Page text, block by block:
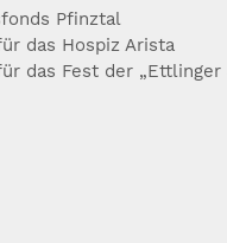
Pfinztal
das Hospiz Arista
das Fest der „Ettlinger